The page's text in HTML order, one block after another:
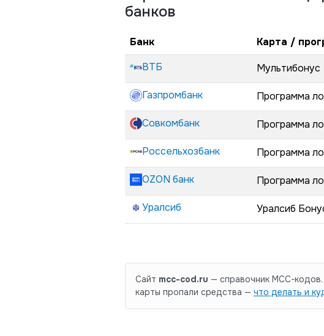
банков
Банк Карта /
ВТБ
Мультибонус
Газпромбанк Программа
Совкомбанк Программа
Россельхозбанк Программа
OZON банк Программа
Уралсиб Уралсиб
Сайт mcc-cod.ru — справочник MCC-
карты пропали средства — что делать и